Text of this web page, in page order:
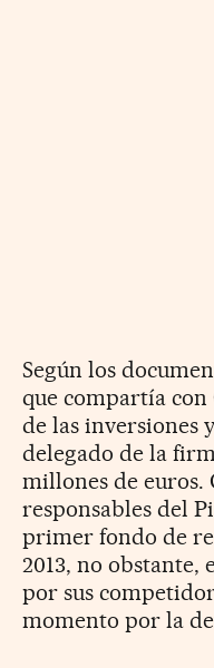
Según los
que compartía
de las inversiones
delegado de la
millones de euros.
responsables del
primer fondo de
2013, no obstante,
por sus
momento por la